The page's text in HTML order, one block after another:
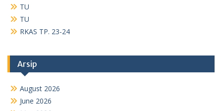
TU
TU
RKAS TP. 23-24
Arsip
August 2026
June 2026